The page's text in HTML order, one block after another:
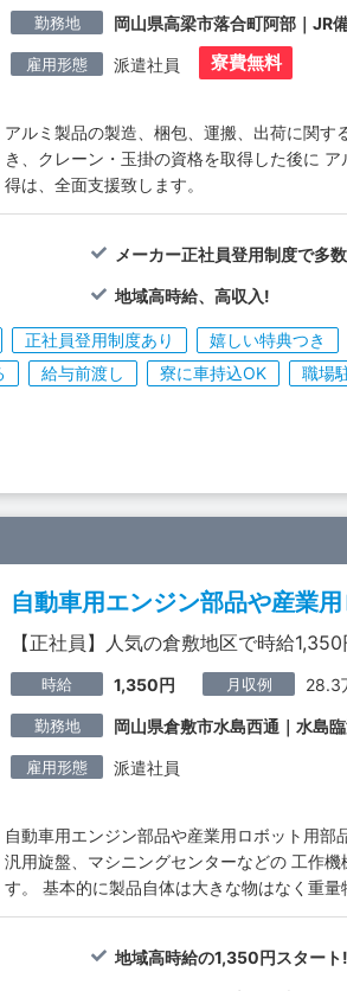
勤務地 岡山県高梁市落合町阿部｜JR
雇用形態 派遣社員 寮費無料
アルミ製品の製造、梱包、運搬、出荷に関
き、クレーン・玉掛の資格を取得した後に
得は、全面支援致します。
メーカー正社員登用制度で多
地域高時給、高収入!
正社員登用制度あり 嬉しい特典つき
給与前渡し 寮に車持込OK 職場
自動車用エンジン部品や産業
【正社員】人気の倉敷地区で時給
時給 1,350円 月収例 28.3
勤務地 岡山県倉敷市水島西通｜水島
雇用形態 派遣社員
自動車用エンジン部品や産業用ロボット用部
汎用旋盤、マシニングセンターなどの 工作
す。 基本的に製品自体は大きな物はなく重量
地域高時給の1,350円スタート!